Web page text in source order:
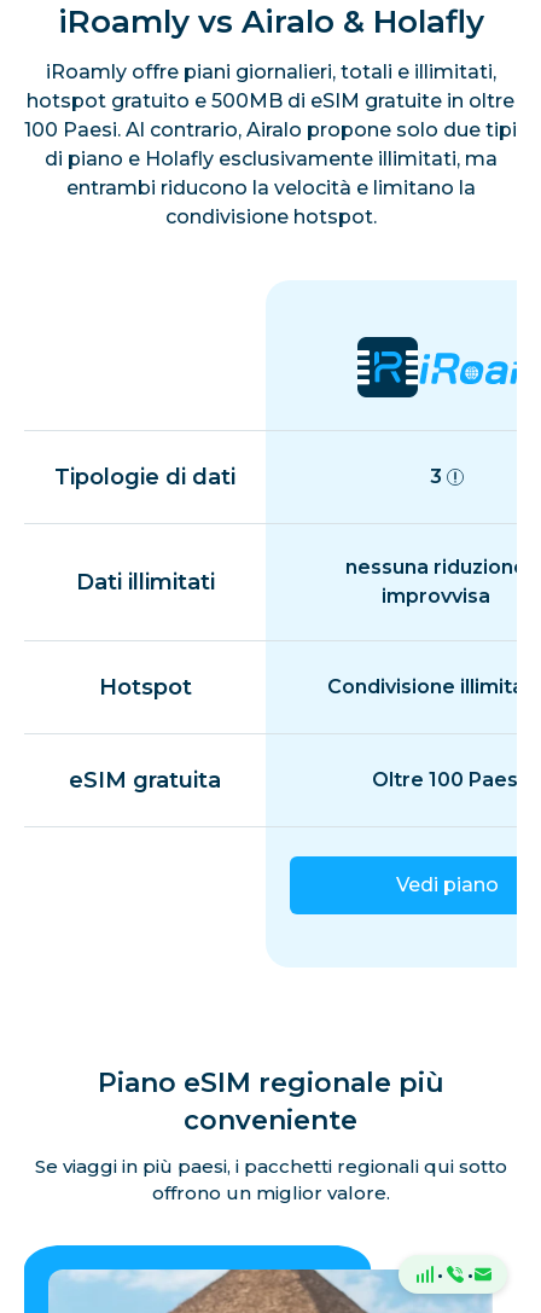
iRoamly vs Airalo & Holafly
iRoamly offre piani giornalieri, totali e illimitati,
hotspot gratuito e 500MB di eSIM gratuite in oltre
100 Paesi. Al contrario, Airalo propone solo due tipi
di piano e Holafly esclusivamente illimitati, ma
entrambi riducono la velocità e limitano la
condivisione hotspot.
Tipologie di dati 3
Dati illimitati
nessuna riduzione
improvvisa
Hotspot Condivisione
eSIM gratuita Oltre 100 Paesi
Vedi piano
Piano eSIM regionale più
conveniente
Se viaggi in più paesi, i pacchetti regionali qui sotto
offrono un miglior valore.
· ·